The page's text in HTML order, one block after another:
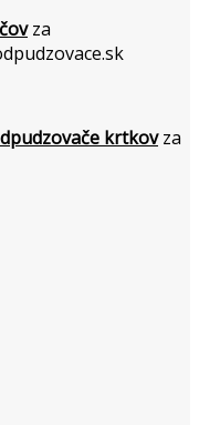
za
krtkovza